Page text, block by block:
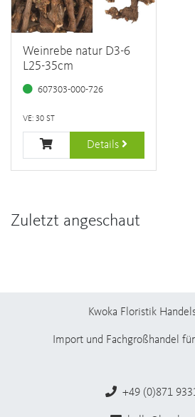
Weinrebe natur D3-6
L25-35cm
607303-000-726
VE: 30 ST
Details
Zuletzt angeschaut
Kwoka Floristik
Import und Fachgroßhandel
+49 (0)871